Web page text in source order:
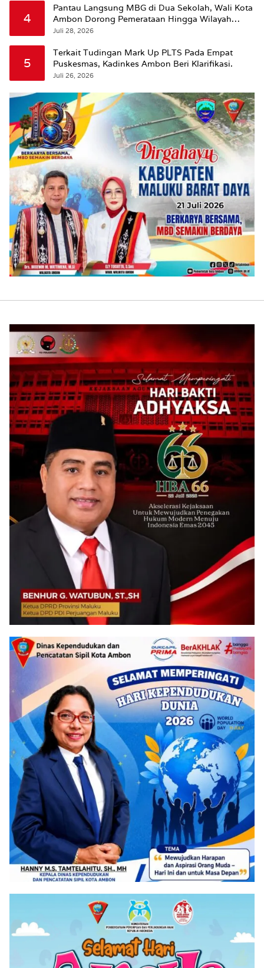
4
Pantau Langsung MBG di Dua Sekolah, Wali Kota
Ambon Dorong Pemerataan Hingga Wilayah
Leitimur Selatan
Juli 28, 2026
5
Terkait Tudingan Mark Up PLTS Pada Empat
Puskesmas, Kadinkes Ambon Beri Klarifikasi.
Juli 26, 2026